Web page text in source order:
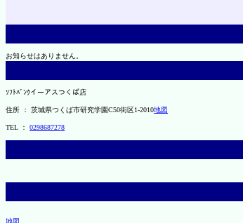
お知らせはありません。
ｿﾌﾄﾊﾞﾝｸイーアスつくば店
住所 ： 茨城県つくば市研究学園C50街区1-2010地図
TEL ： 0298687278
地図